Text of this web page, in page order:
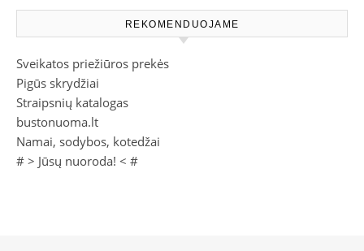
REKOMENDUOJAME
Sveikatos priežiūros prekės
Pigūs skrydžiai
Straipsnių katalogas
bustonuoma.lt
Namai, sodybos, kotedžai
# > Jūsų nuoroda! < #